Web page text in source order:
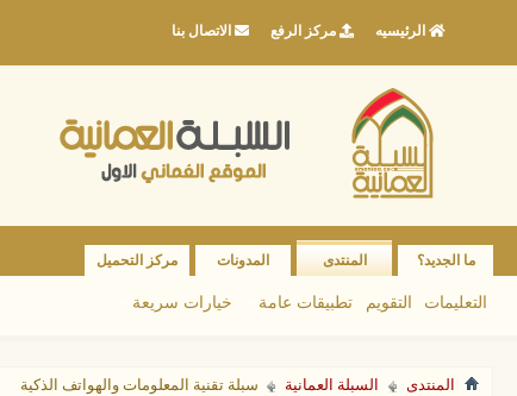
الرئيسيه مركز الرفع الاتصال بنا
ما الجديد؟ المنتدى
التعليمات التقويم تطبيقات عامة خيارات سريعة
المدونات مركز التحميل
المنتدى السبلة العمانية سبلة تقنية المعلومات والهواتف الذكية